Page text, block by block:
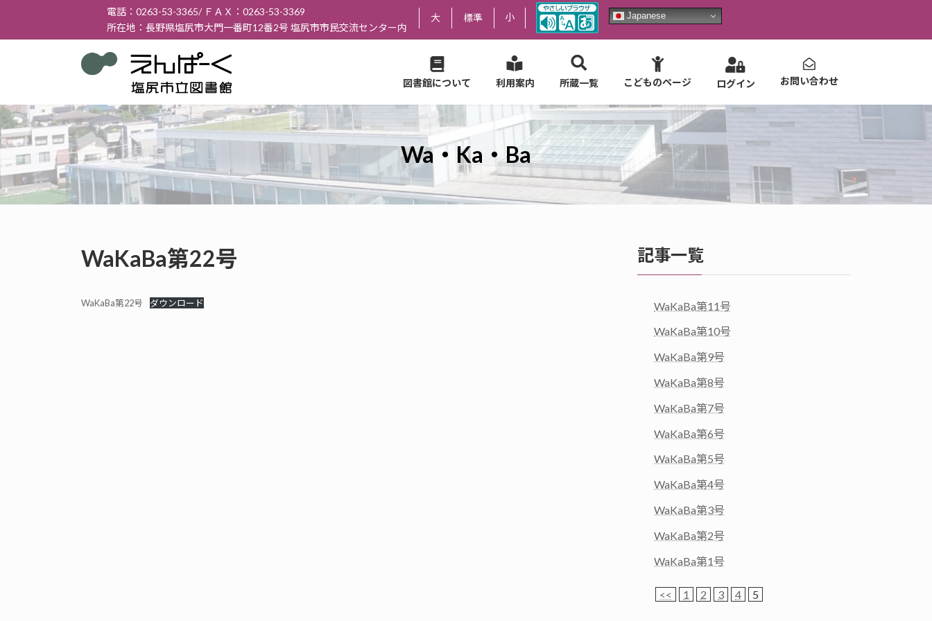
テ
ス
キ
ッ
ゲ
ン
に
移
電話：0263-53-3365/ ＦＡＸ：0263-53-3369
所在地：長野県塩尻市大門一番町12番2号 塩尻市市民交流センター内
大 標準 小 Japanese
図書館について 利用案内 所蔵一覧 こどものページ ログイン お問い合わせ
Wa・Ka・Ba
WaKaBa第22号
WaKaBa第22号 ダウンロード
記事一覧
WaKaBa第11号
WaKaBa第10号
WaKaBa第9号
WaKaBa第8号
WaKaBa第7号
WaKaBa第6号
WaKaBa第5号
WaKaBa第4号
WaKaBa第3号
WaKaBa第2号
WaKaBa第1号
<< 1 2 3 4 5